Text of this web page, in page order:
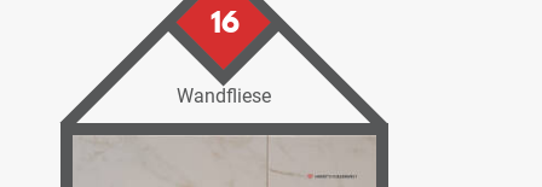
16
Wandfliese